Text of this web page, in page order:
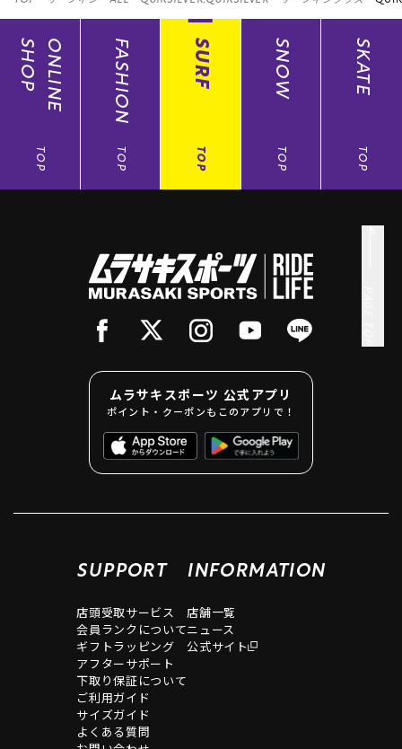
ONLINE
SHOP
TOP
FASHION
TOP
SURF
TOP
SNOW
TOP
SKATE
TOP
ムラサキスポーツ 公式アプリ
ポイント・クーポンもこのアプリで！
SUPPORT
店頭受取サービス
会員ランクについて
ギフトラッピング
アフターサポート
下取り保証について
ご利用ガイド
サイズガイド
よくある質問
INFORMATION
店舗一覧
ニュース
公式サイト